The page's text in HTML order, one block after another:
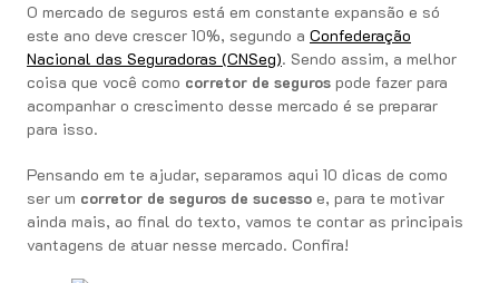
O mercado de seguros está em constante expansão e só
este ano deve crescer 10%, segundo a Confederação
Nacional das Seguradoras (CNSeg). Sendo assim, a melhor
coisa que você como corretor de seguros pode fazer para
acompanhar o crescimento desse mercado é se preparar
para isso.
Pensando em te ajudar, separamos aqui 10 dicas de como
ser um corretor de seguros de sucesso e, para te motivar
ainda mais, ao final do texto, vamos te contar as principais
vantagens de atuar nesse mercado. Confira!